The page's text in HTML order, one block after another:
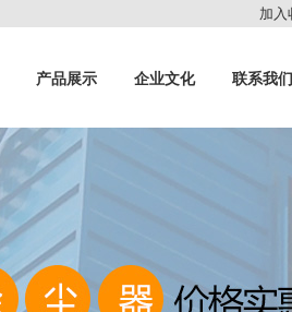
加入
产品展示 企业文化 联系我们